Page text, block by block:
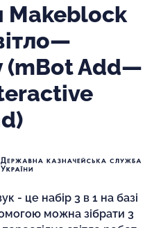
Makeblock
(mBot Add—
- це набір 3 в 1 на базі
можна зібрати 3